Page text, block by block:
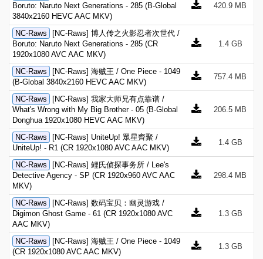
Boruto: Naruto Next Generations - 285 (B-Global
3840x2160 HEVC AAC MKV)
420.9 MB
NC-Raws
[NC-Raws] 博人传之火影忍者次世代 /
Boruto: Naruto Next Generations - 285 (CR
1920x1080 AVC AAC MKV)
1.4 GB
NC-Raws
[NC-Raws] 海贼王 / One Piece - 1049
(B-Global 3840x2160 HEVC AAC MKV)
757.4 MB
NC-Raws
[NC-Raws] 我家大师兄有点靠谱 /
What's Wrong with My Big Brother - 05 (B-Global
Donghua 1920x1080 HEVC AAC MKV)
206.5 MB
NC-Raws
[NC-Raws] UniteUp! 眾星齊聚 /
UniteUp! - R1 (CR 1920x1080 AVC AAC MKV)
1.4 GB
NC-Raws
[NC-Raws] 鲤氏侦探事务所 / Lee's
Detective Agency - SP (CR 1920x960 AVC AAC
MKV)
298.4 MB
NC-Raws
[NC-Raws] 数码宝贝：幽灵游戏 /
Digimon Ghost Game - 61 (CR 1920x1080 AVC
AAC MKV)
1.3 GB
NC-Raws
[NC-Raws] 海贼王 / One Piece - 1049
(CR 1920x1080 AVC AAC MKV)
1.3 GB